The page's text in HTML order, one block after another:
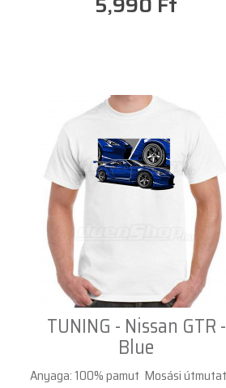
TUNING - Nissan GTR -
Blue
Anyaga: 100% pamut Mosási